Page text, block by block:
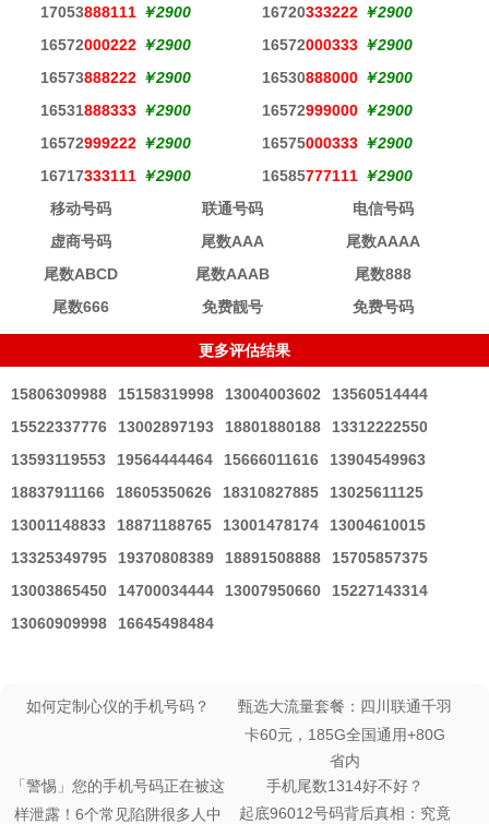
17053888111 ￥2900 16720333222 ￥2900
16572000222 ￥2900 16572000333 ￥2900
16573888222 ￥2900 16530888000 ￥2900
16531888333 ￥2900 16572999000 ￥2900
16572999222 ￥2900 16575000333 ￥2900
16717333111 ￥2900 16585777111 ￥2900
移动号码
联通号码
电信号码
虚商号码
尾数AAA
尾数AAAA
尾数ABCD
尾数AAAB
尾数888
尾数666
免费靓号 免费号码
更多评估结果
15806309988 15158319998 13004003602
13560514444
15522337776
13002897193 18801880188
13312222550
13593119553
19564444464 15666011616
13904549963
18837911166
18605350626 18310827885
13025611125
13001148833
18871188765 13001478174
13004610015
13325349795
19370808389 18891508888
15705857375
13003865450
14700034444 13007950660
15227143314
13060909998
16645498484
如何定制心仪的手机号码？ 甄选大流量套餐：四川联通千羽
卡60元，185G全国通用+80G
省内
「警惕」您的手机号码正在被这
样泄露！6个常见陷阱很多人中
手机尾数1314好不好？
起底96012号码背后真相：究竟